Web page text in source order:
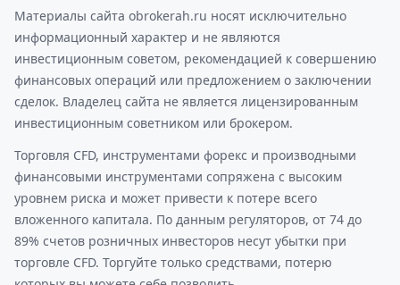
Материалы сайта obrokerah.ru носят исключительно
информационный характер и не являются
инвестиционным советом, рекомендацией к совершению
финансовых операций или предложением о заключении
сделок. Владелец сайта не является лицензированным
инвестиционным советником или брокером.
Торговля CFD, инструментами форекс и производными
финансовыми инструментами сопряжена с высоким
уровнем риска и может привести к потере всего
вложенного капитала. По данным регуляторов, от 74 до
89% счетов розничных инвесторов несут убытки при
торговле CFD. Торгуйте только средствами, потерю